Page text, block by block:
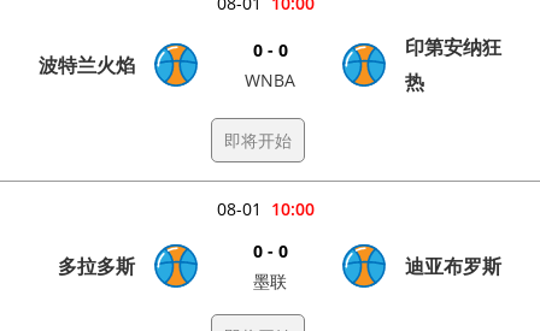
波特兰火焰
0 - 0
WNBA
印第安纳狂
热
即将开始
10:00
08-01
多拉多斯
0 - 0
墨联
迪亚布罗斯